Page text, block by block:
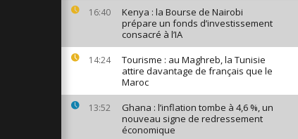
16:40
Kenya : la Bourse de Nairobi
prépare un fonds d’investissement
consacré à l’IA
14:24
Tourisme : au Maghreb, la Tunisie
attire davantage de français que le
Maroc
13:52
Ghana : l’inflation tombe à 4,6 %, un
nouveau signe de redressement
économique